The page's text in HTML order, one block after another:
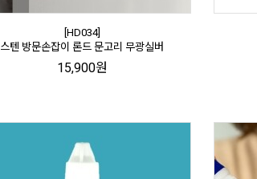
[HD034]
스텐 방문손잡이 론드 문고리 무광실버
15,900원